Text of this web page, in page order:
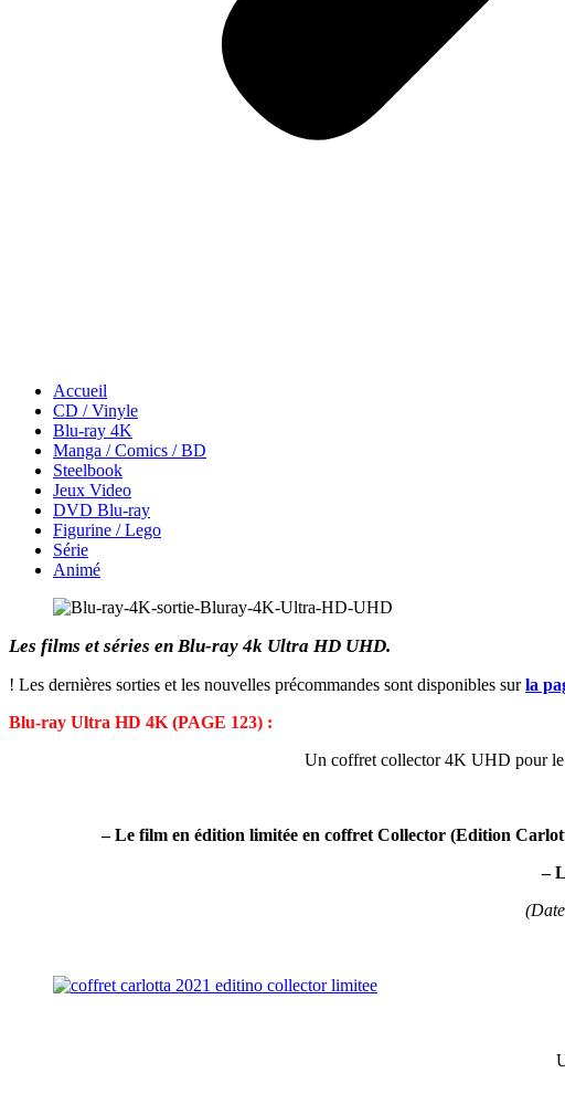
Accueil
CD / Vinyle
Blu-ray 4K
Manga / Comics / BD
Steelbook
Jeux Video
DVD Blu-ray
Figurine / Lego
Série
Animé
Les films et séries en Blu-ray 4k Ultra HD UHD.
! Les dernières sorties et les nouvelles précommandes sont disponibles surla
Blu-ray Ultra HD 4K (PAGE 123) :
Un coffret collector 4K UHD pour le
– Le film en édition limitée en coffret Collector(Edition
–